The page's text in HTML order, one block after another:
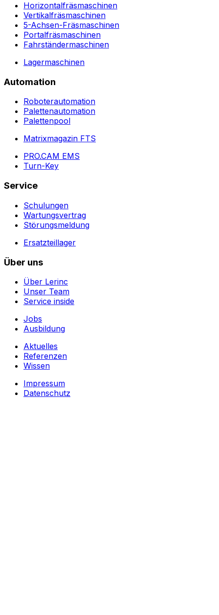
Horizontalfräsmaschinen
Vertikalfräsmaschinen
5-Achsen-Fräsmaschinen
Portalfräsmaschinen
Fahrständermaschinen
Lagermaschinen
Automation
Roboterautomation
Palettenautomation
Palettenpool
Matrixmagazin FTS
PRO.CAM EMS
Turn-Key
Service
Schulungen
Wartungsvertrag
Störungsmeldung
Ersatzteillager
Über uns
Über Lerinc
Unser Team
Service inside
Jobs
Ausbildung
Aktuelles
Referenzen
Wissen
Impressum
Datenschutz